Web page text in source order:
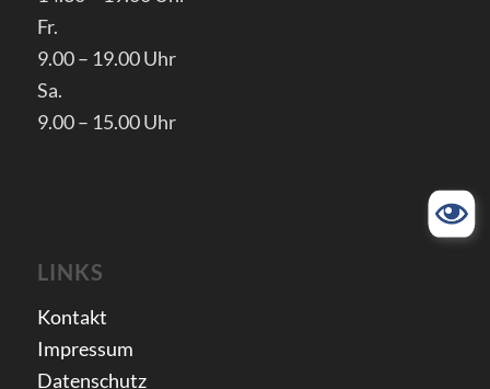
Fr.
9.00 – 19.00 Uhr
Sa.
9.00 – 15.00 Uhr
LINKS
Kontakt
Impressum
Datenschutz